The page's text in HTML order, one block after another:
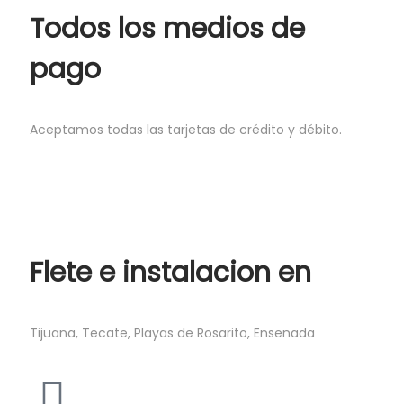
Todos los medios de
pago
Aceptamos todas las tarjetas de crédito y débito.
Flete e instalacion en
Tijuana, Tecate, Playas de Rosarito, Ensenada